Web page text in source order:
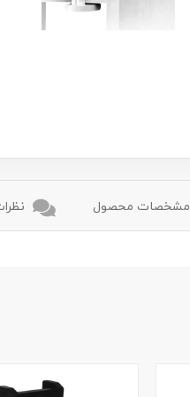
مشخصات محصول